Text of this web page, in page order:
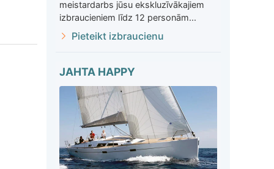
meistardarbs jūsu ekskluzīvākajiem
izbraucieniem līdz 12 personām...
Pieteikt izbraucienu
JAHTA HAPPY